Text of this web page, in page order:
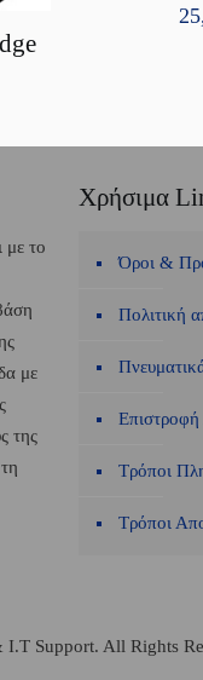
με το
με
της
Χρήσιμα
Όροι &
Πολιτική
Τρόποι
Τρόποι
Support. All Rights